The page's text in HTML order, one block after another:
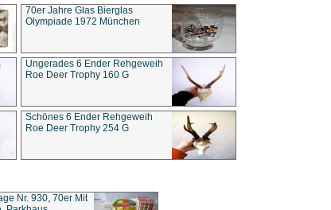
70er Jahre Glas Bierglas
Olympiade 1972 München
Ungerades 6 Ender Rehgeweih
Roe Deer Trophy 160 G
Schönes 6 Ender Rehgeweih
Roe Deer Trophy 254 G
Nr. 930, 70er Mit